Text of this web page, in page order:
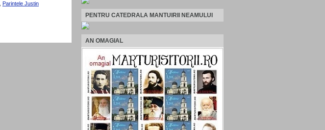
Parintele Justin
PENTRU CATEDRALA MANTUIRII NEAMULUI
AN OMAGIAL